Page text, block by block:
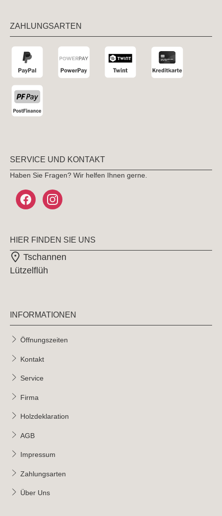
ZAHLUNGSARTEN
SERVICE UND KONTAKT
Haben Sie Fragen? Wir helfen Ihnen gerne.
HIER FINDEN SIE UNS
Tschannen
Lützelflüh
INFORMATIONEN
Öffnungszeiten
Kontakt
Service
Firma
Holzdeklaration
AGB
Impressum
Zahlungsarten
Über Uns